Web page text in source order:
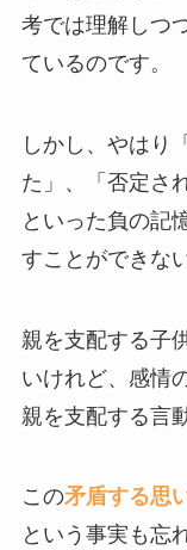
考では理解しつ
ているのです。
しかし、やはり
た」、「否定さ
といった負の記
すことができな
親を支配する子
いけれど、感情
親を支配する言
この矛盾する思
という事実も忘